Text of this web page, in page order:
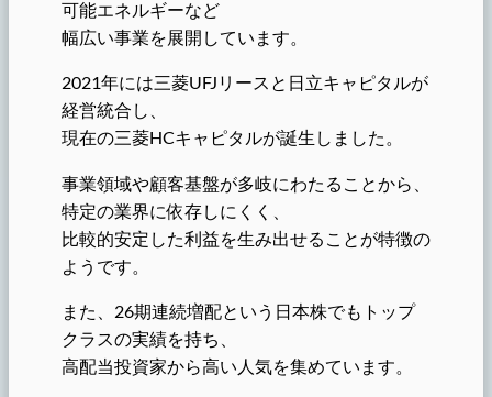
可能エネルギーなど
幅広い事業を展開しています。
2021年には三菱UFJリースと日立キャピタルが
経営統合し、
現在の三菱HCキャピタルが誕生しました。
事業領域や顧客基盤が多岐にわたることから、
特定の業界に依存しにくく、
比較的安定した利益を生み出せることが特徴の
ようです。
また、26期連続増配という日本株でもトップ
クラスの実績を持ち、
高配当投資家から高い人気を集めています。